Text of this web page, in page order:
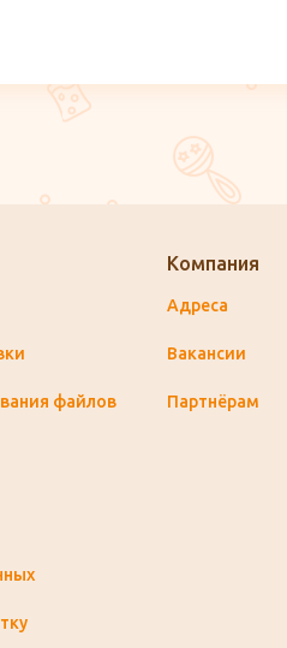
файлов
Компания
Адреса
Вакансии
Партнёрам